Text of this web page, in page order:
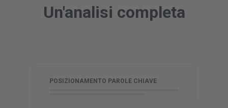
Un'analisi completa
POSIZIONAMENTO PAROLE CHIAVE